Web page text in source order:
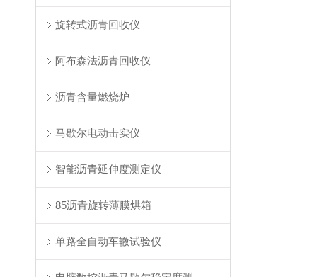
旋转式沥青回收仪
阿布森法沥青回收仪
沥青含量燃烧炉
马歇尔电动击实仪
智能沥青延伸度测定仪
85沥青旋转薄膜烘箱
单路全自动车辙试验仪